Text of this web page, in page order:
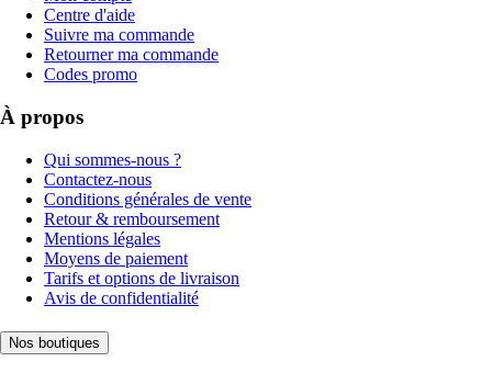
Centre d'aide
Suivre ma commande
Retourner ma commande
Codes promo
À propos
Qui sommes-nous ?
Contactez-nous
Conditions générales de vente
Retour & remboursement
Mentions légales
Moyens de paiement
Tarifs et options de livraison
Avis de confidentialité
Nos boutiques